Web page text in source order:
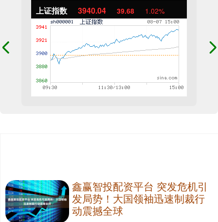
上证指数 3940.04 39.68 1.02%
鑫赢智投配资平台 突发危机引
发局势！大国领袖迅速制裁行
动震撼全球